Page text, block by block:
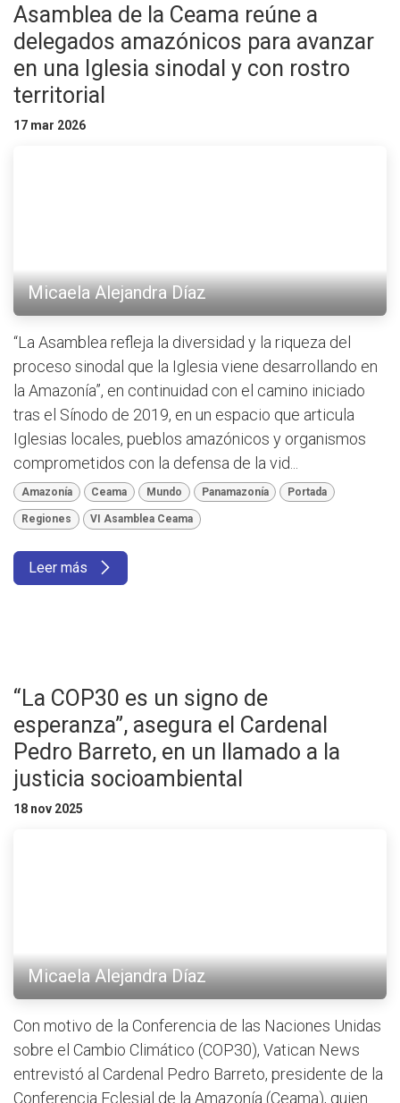
Asamblea de la Ceama reúne a
delegados amazónicos para avanzar
en una Iglesia sinodal y con rostro
territorial
17 mar 2026
Micaela Alejandra Díaz
“La Asamblea refleja la diversidad y la riqueza del
proceso sinodal que la Iglesia viene desarrollando en
la Amazonía”, en continuidad con el camino iniciado
tras el Sínodo de 2019, en un espacio que articula
Iglesias locales, pueblos amazónicos y organismos
comprometidos con la defensa de la vid...
Amazonía Ceama Mundo Panamazonía Portada
Regiones VI Asamblea Ceama
Leer más
“La COP30 es un signo de
esperanza”, asegura el Cardenal
Pedro Barreto, en un llamado a la
justicia socioambiental
18 nov 2025
Micaela Alejandra Díaz
Con motivo de la Conferencia de las Naciones Unidas
sobre el Cambio Climático (COP30), Vatican News
entrevistó al Cardenal Pedro Barreto, presidente de la
Conferencia Eclesial de la Amazonía (Ceama), quien